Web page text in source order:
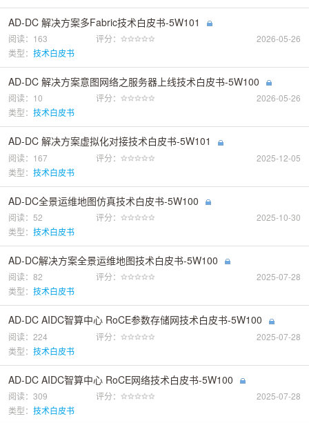
AD-DC 解决方案多Fabric技术白皮书-5W101
阅读：163 评分：
2026-05-26
类型： 技术白皮书
AD-DC 解决方案意图网络之服务器上线技术白皮书-5W100
阅读：10 评分：
2026-05-26
类型： 技术白皮书
AD-DC 解决方案虚拟化对接技术白皮书-5W101
阅读：167 评分：
2025-12-05
类型： 技术白皮书
AD-DC全景运维地图仿真技术白皮书-5W100
阅读：52 评分：
2025-10-30
类型： 技术白皮书
AD-DC解决方案全景运维地图技术白皮书-5W100
阅读：82 评分：
2025-07-28
类型： 技术白皮书
AD-DC AIDC智算中心 RoCE参数存储网技术白皮书-5W100
阅读：224 评分：
2025-07-28
类型： 技术白皮书
AD-DC AIDC智算中心 RoCE网络技术白皮书-5W100
阅读：309 评分：
2025-07-28
类型： 技术白皮书